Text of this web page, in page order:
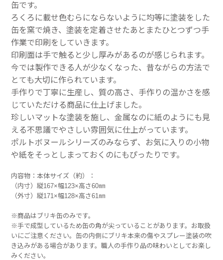
缶です。
ろくろに載せ色むらにならないように均等に塗装をした
缶を窯で焼き、塗装を定着させたあとまたひとつずつ手
作業で印刷をしていきます。
印刷面は手で触ると少し厚みがあるのが感じられます。
今では製作できる人が少なくなった、昔ながらの方法で
とても大切に作られています。
手作りで丁寧に生産し、質の高さ、手作りの温かさを感
じていただける商品に仕上げました。
珍しいマットな塗装を施し、金属なのに紙のようにも見
える不思議でやさしい雰囲気に仕上がっています。
ポルトボヌールシリーズのみならず、お気に入りの小物
や紙をそっとしまっておくのにもぴったりです。
内容物：本体サイズ（約）：
（内寸）縦167×幅123×高さ60㎜
（外寸）縦171×幅128×高さ61㎜
※商品はブリキ缶のみです。
※手で成型しているため缶の角が尖っていることがあります。お取扱
いにご注意ください。缶の内側にブリキ本来の傷やスプレー塗装の吹
き込みがある場合があります。職人の手作り品の味わいとしてお楽し
みください。